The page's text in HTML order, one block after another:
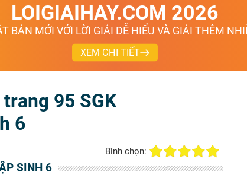
LOIGIAIHAY.COM 2026
BẢN MỚI VỚI LỜI GIẢI DỄ HIỂU VÀ GIẢI THÊM
XEM CHI TIẾT
95 SGK
6
Bình chọn:
SINH 6